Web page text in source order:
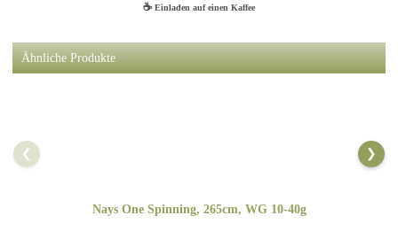
und persönliche Geschichten von Angelreisen mit Dachzelt.
☕Einladen auf einen Kaffee
Ähnliche Produkte
❮ ❯
Nays One Spinning, 265cm, WG 10-40g